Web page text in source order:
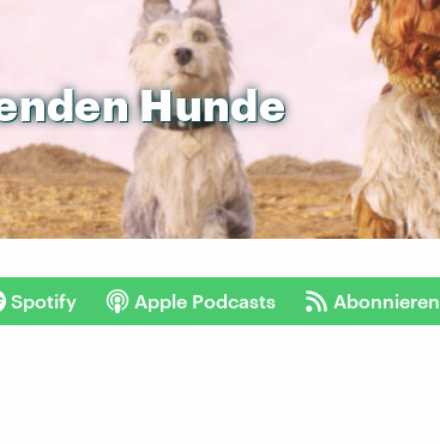
Hunde
Spotify Apple Podcasts Abonnieren